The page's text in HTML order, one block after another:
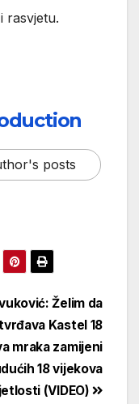
rasvjetu.
posts
Želim da
Kastel 18
mraka zamijeni
18 vijekova
(VIDEO)